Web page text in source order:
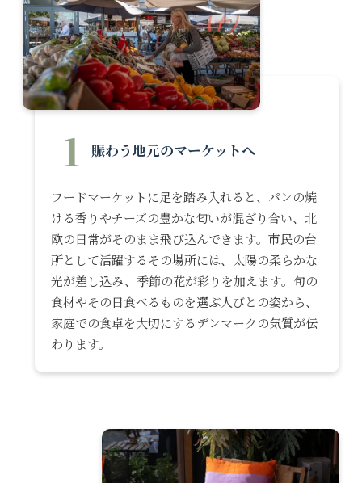
1 賑わう地元のマーケットへ
フードマーケットに足を踏み入れると、パンの焼
ける香りやチーズの豊かな匂いが混ざり合い、北
欧の日常がそのまま飛び込んできます。市民の台
所として活躍するその場所には、太陽の柔らかな
光が差し込み、季節の花が彩りを加えます。旬の
食材やその日食べるものを選ぶ人びとの姿から、
家庭での食卓を大切にするデンマークの気質が伝
わります。